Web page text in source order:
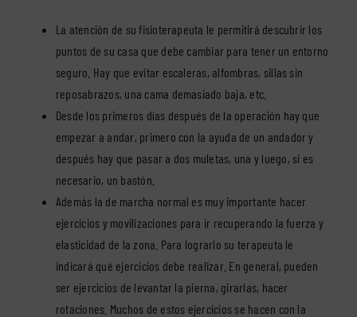
La atención de su fisioterapeuta le permitirá descubrir los
puntos de su casa que debe cambiar para tener un entorno
seguro. Hay que evitar escaleras, alfombras, sillas sin
reposabrazos, una cama demasiado baja, etc.
Desde los primeros días después de la operación hay que
empezar a andar, primero con la ayuda de un andador y
después hay que pasar a dos muletas, una y luego, si es
necesario, un bastón.
Además la de marcha normal es muy importante hacer
ejercicios y movilizaciones para ir recuperando la fuerza y
elasticidad de la zona. Para lograrlo su terapeuta le
indicará qué ejercicios debe realizar. En general, pueden
ser ejercicios de levantar la pierna, girarlas, hacer
rotaciones. Muchos de estos ejercicios se hacen con la